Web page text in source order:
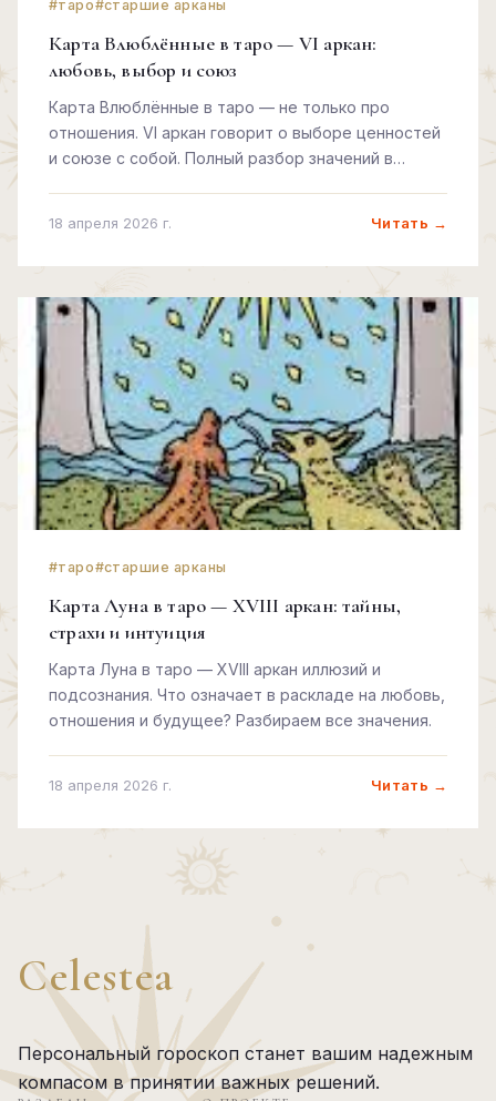
#таро#старшие арканы
Карта Влюблённые в таро — VI аркан:
любовь, выбор и союз
Карта Влюблённые в таро — не только про
отношения. VI аркан говорит о выборе ценностей
и союзе с собой. Полный разбор значений в
18 апреля 2026 г. Читать →
#таро#старшие арканы
Карта Луна в таро — XVIII аркан: тайны,
страхи и интуиция
Карта Луна в таро — XVIII аркан иллюзий и
подсознания. Что означает в раскладе на любовь,
отношения и будущее? Разбираем все значения.
18 апреля 2026 г. Читать →
Celestea
Персональный гороскоп станет вашим надежным
компасом в принятии важных решений.